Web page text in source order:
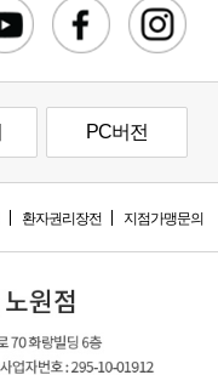
PC버전
환자권리장전 지점가맹문의